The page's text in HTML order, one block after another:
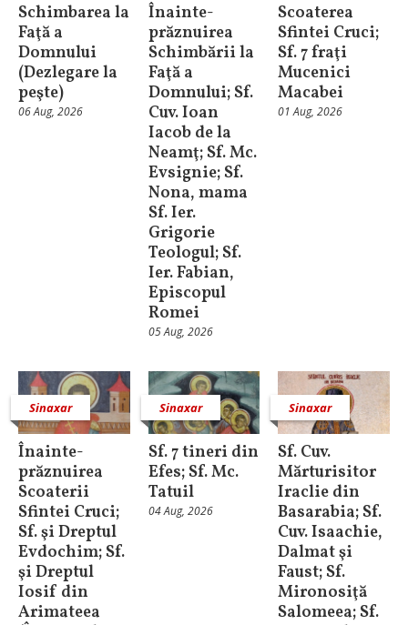
Schimbarea la
Faţă a
Domnului
(Dezlegare la
peşte)
06 Aug, 2026
Înainte-
prăznuirea
Schimbării la
Faţă a
Domnului; Sf.
Cuv. Ioan
Iacob de la
Neamţ; Sf. Mc.
Evsignie; Sf.
Nona, mama
Sf. Ier.
Grigorie
Teologul; Sf.
Ier. Fabian,
Episcopul
Romei
05 Aug, 2026
Scoaterea
Sfintei Cruci;
Sf. 7 fraţi
Mucenici
Macabei
01 Aug, 2026
Sinaxar
Înainte-
prăznuirea
Scoaterii
Sfintei Cruci;
Sf. şi Dreptul
Evdochim; Sf.
şi Dreptul
Iosif din
Arimateea
Sinaxar
Sf. 7 tineri din
Efes; Sf. Mc.
Tatuil
04 Aug, 2026
Sinaxar
Sf. Cuv.
Mărturisitor
Iraclie din
Basarabia; Sf.
Cuv. Isaachie,
Dalmat şi
Faust; Sf.
Mironosiţă
Salomeea; Sf.